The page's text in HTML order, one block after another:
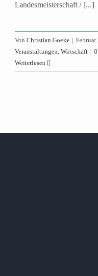
Landesmeisterschaft / [...]
Von Christian Goeke |
Veranstaltungen, Wirtschaft |
Weiterlesen